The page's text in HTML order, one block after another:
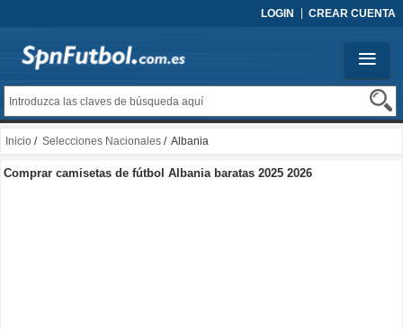
LOGIN CREAR CUENTA
Inicio / Selecciones Nacionales / Albania
Comprar camisetas de fútbol Albania baratas 2025 2026